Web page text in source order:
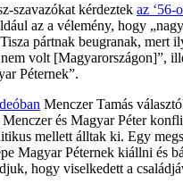
szavazókat kérdeztek az ‘56-
az a vélemény, hogy
pártnak beugranak, mert
nem volt [Magyarországon]”,
Péternek”.
Menczer Tamás
Menczer és Magyar Péter
mellett álltak ki. Egy
Magyar Péternek kiállni és
hogy viselkedett a